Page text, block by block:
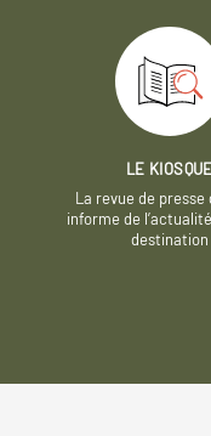
LE
La revue de presse
informe de
destination